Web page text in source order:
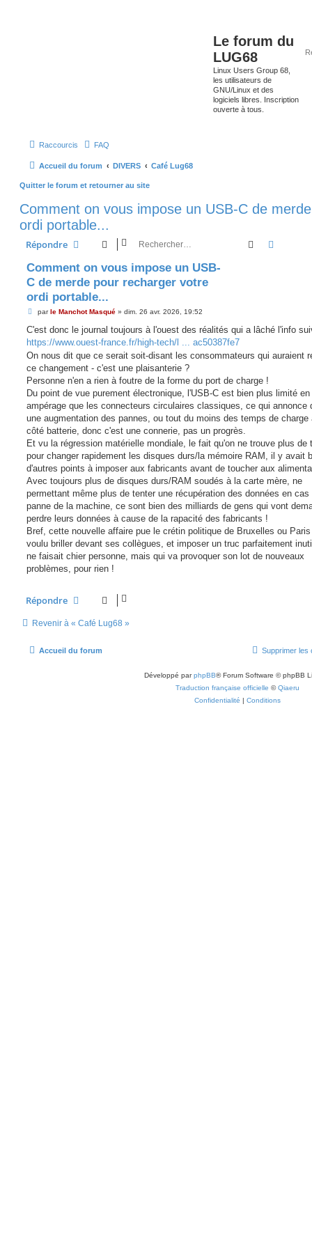
Le forum du
LUG68
Linux Users Group 68,
les utilisateurs de
GNU/Linux et des
logiciels libres. Inscription
ouverte à tous.
Raccourcis FAQ
Accueil du forum DIVERS Café Lug68
Quitter le forum et retourner au site
Comment on vous impose un USB-C de
ordi portable...
Répondre Rechercher
Comment on vous impose un USB-
C de merde pour recharger votre
ordi portable...
M
s
a
g
e
parle Manchot Masqué» dim. 26 avr. 2026, 19:52
C'est donc le journal toujours à l'ouest des réalités qui a lâché l'info
https://www.ouest-france.fr/high-tech/l ... ac50387fe7
On nous dit que ce serait soit-disant les consommateurs qui auraient
ce changement - c'est une plaisanterie ?
Personne n'en a rien à foutre de la forme du port de charge !
Du point de vue purement électronique, l'USB-C est bien plus limité en
ampérage que les connecteurs circulaires classiques, ce qui annonce
une augmentation des pannes, ou tout du moins des temps de charge
côté batterie, donc c'est une connerie, pas un progrès.
Et vu la régression matérielle mondiale, le fait qu'on ne trouve plus de
pour changer rapidement les disques durs/la mémoire RAM, il y avait
d'autres points à imposer aux fabricants avant de toucher aux
Avec toujours plus de disques durs/RAM soudés à la carte mère, ne
permettant même plus de tenter une récupération des données en cas
panne de la machine, ce sont bien des milliards de gens qui vont
perdre leurs données à cause de la rapacité des fabricants !
Bref, cette nouvelle affaire pue le crétin politique de Bruxelles ou
voulu briller devant ses collègues, et imposer un truc parfaitement
ne faisait chier personne, mais qui va provoquer son lot de nouveaux
problèmes, pour rien !
Répondre
Revenir à « Café Lug68 »
Accueil du forum Supprimer les
Développé parphpBB® Forum Software © phpBB
Traduction française officielle ©Qiaeru
Confidentialité | Conditions